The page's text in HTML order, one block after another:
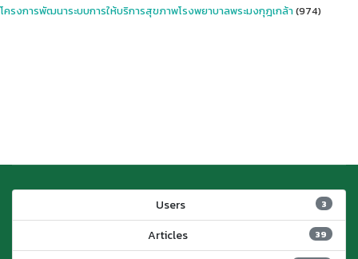
โครงการพัฒนาระบบการให้บริการสุขภาพโรงพยาบาลพระมงกุฎเกล้า(974)
Users 3
Articles 39